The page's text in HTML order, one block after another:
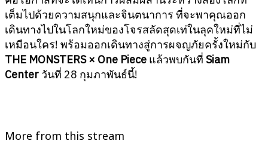
เต็มไปด้วยความสนุกและจินตนาการ ที่จะพาคุณออก
เดินทางไปในโลกใหม่ของโจรสลัดสุดเท่ในลุคใหม่ที่ไม่
เหมือนใคร! พร้อมออกเดินทางสู่การผจญภัยครั้งใหม่กับ
THE MONSTERS × One Piece แล้วพบกันที่ Siam
Center วันที่ 28 กุมภาพันธ์นี้!
More from this stream